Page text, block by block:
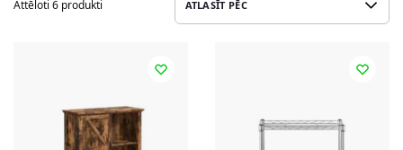
Attēloti 6 produkti